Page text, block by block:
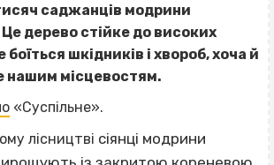
саджанців модрини
дерево стійке до високих
шкідників і хвороб, хоча й
нашим місцевостям.
«Суспільне».
лісництві сіянці модрини